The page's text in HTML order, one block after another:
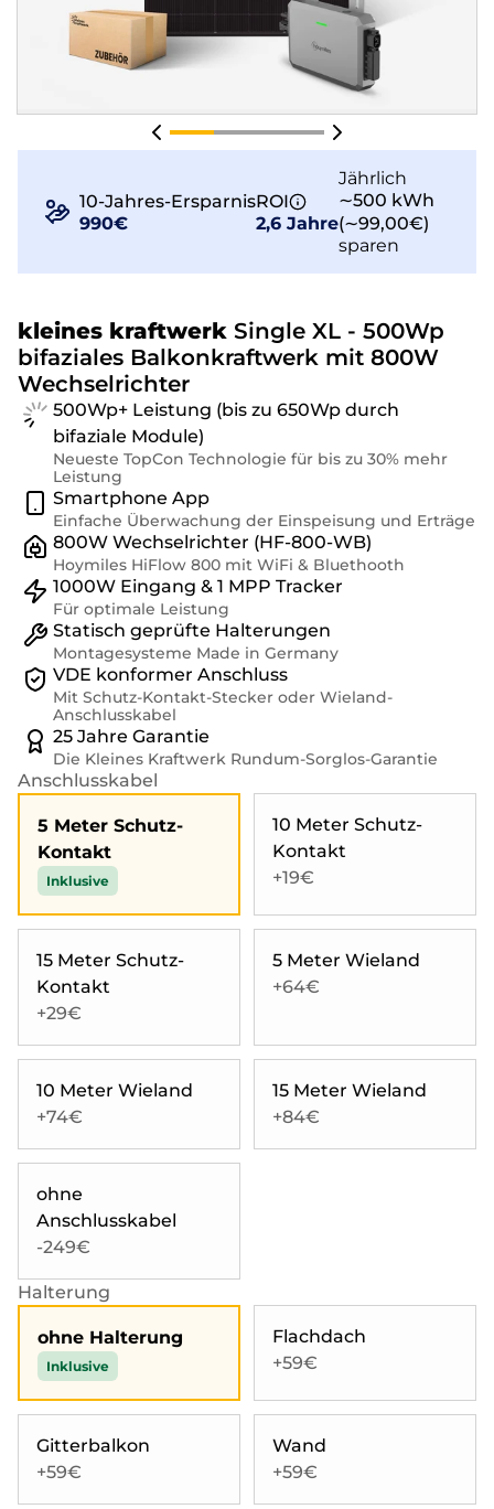
10-Jahres-Ersparnis
990€
ROI
2,6 Jahre
Jährlich
∼500 kWh
(∼99,00€)
sparen
kleines kraftwerk Single XL - 500Wp
bifaziales Balkonkraftwerk mit 800W
Wechselrichter
500Wp+ Leistung (bis zu 650Wp durch
bifaziale Module)
Neueste TopCon Technologie für bis zu 30% mehr
Leistung
Smartphone App
Einfache Überwachung der Einspeisung und Erträge
800W Wechselrichter (HF-800-WB)
Hoymiles HiFlow 800 mit WiFi & Bluethooth
1000W Eingang & 1 MPP Tracker
Für optimale Leistung
Statisch geprüfte Halterungen
Montagesysteme Made in Germany
VDE konformer Anschluss
Mit Schutz-Kontakt-Stecker oder Wieland-
Anschlusskabel
25 Jahre Garantie
Die Kleines Kraftwerk Rundum-Sorglos-Garantie
Anschlusskabel
5 Meter Schutz-
Kontakt
Inklusive
10 Meter Schutz-
Kontakt
+19€
15 Meter Schutz-
Kontakt
+29€
5 Meter Wieland
+64€
10 Meter Wieland
+74€
15 Meter Wieland
+84€
ohne
Anschlusskabel
-249€
Halterung
ohne Halterung
Inklusive
Flachdach
+59€
Gitterbalkon
+59€
Wand
+59€